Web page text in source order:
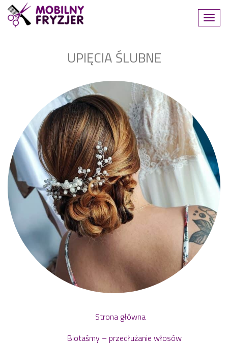
UPIĘCIA ŚLUBNE
Strona główna
Biotaśmy – przedłużanie włosów